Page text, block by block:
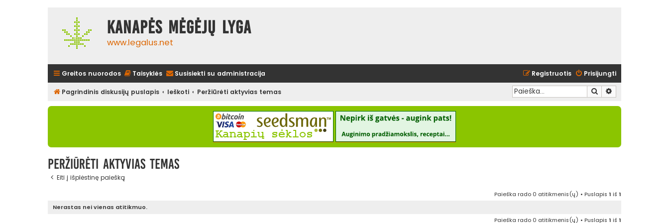
Kanapės mėgėjų lyga
www.legalus.net
Greitos nuorodos Taisyklės Susisiekti su administracija Prisijungti
Registruotis
Pagrindinis diskusijų puslapis Ieškoti Peržiūrėti aktyvias temas Ieškoti
Peržiūrėti aktyvias temas
Eiti į išplėstinę paiešką
Paieška rado 0 atitikmenis(ų) • Puslapis 1 iš 1
Nerastas nei vienas atitikmuo.
Paieška rado 0 atitikmenis(ų) • Puslapis 1 iš 1